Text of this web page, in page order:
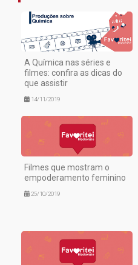
A Química nas séries e
filmes: confira as dicas do
que assistir
14/11/2019
Filmes que mostram o
empoderamento feminino
25/10/2019